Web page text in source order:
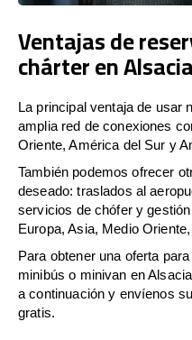
Ventajas de
chárter en
La principal ventaja de usar
amplia red de conexiones
Oriente, América del Sur y
También podemos ofrecer
deseado: traslados al
servicios de chófer y
Europa, Asia, Medio
Para obtener una oferta
minibús o minivan en
a continuación y envíenos
gratis.